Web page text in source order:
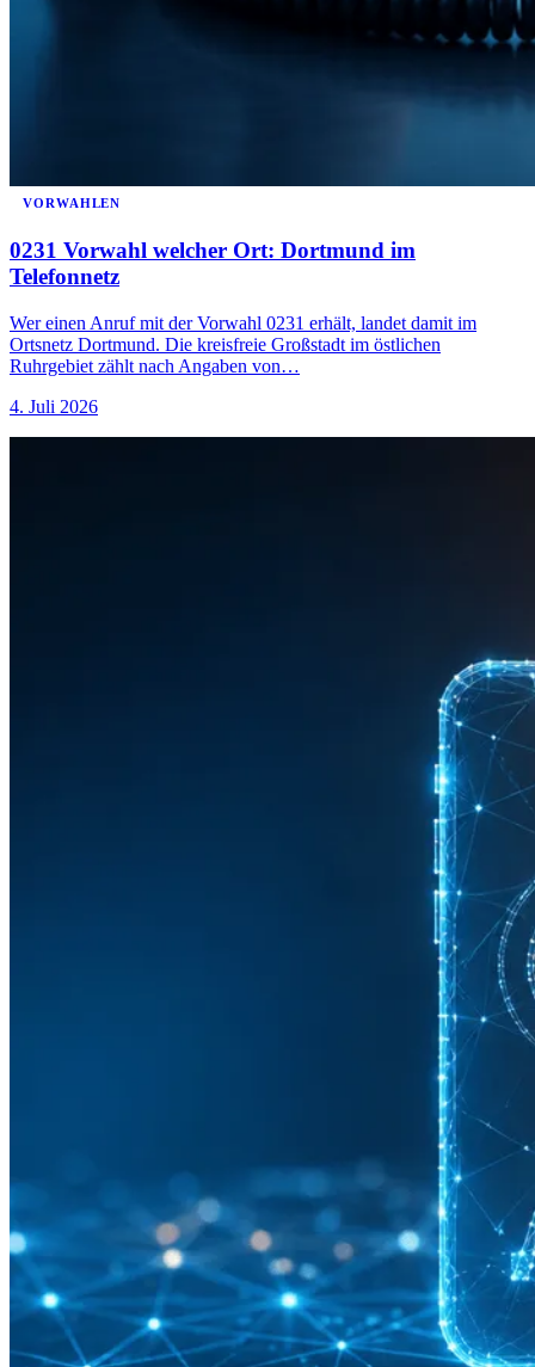
VORWAHLEN
0231 Vorwahl welcher Ort: Dortmund im
Telefonnetz
Wer einen Anruf mit der Vorwahl 0231 erhält, landet damit im
Ortsnetz Dortmund. Die kreisfreie Großstadt im östlichen
Ruhrgebiet zählt nach Angaben von…
4. Juli 2026